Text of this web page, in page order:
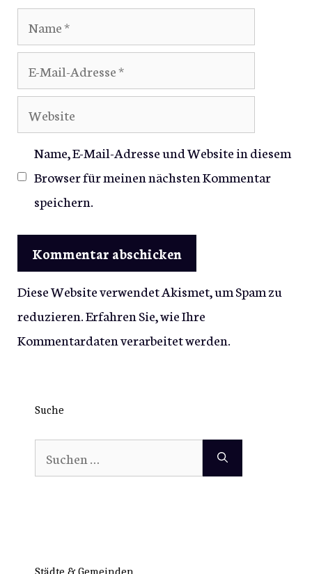
Name
Mail-
Adresse
Website
Name, E-Mail-Adresse und Website in diesem
Browser für meinen nächsten Kommentar
speichern.
Diese Website verwendet Akismet, um Spam zu
reduzieren.Erfahren Sie, wie Ihre
Kommentardaten verarbeitet werden.
Suche
Suchen
nach: